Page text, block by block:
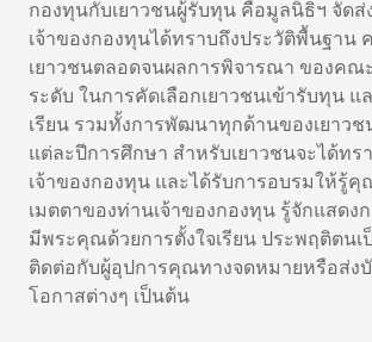
กองทุนกับเยาวชนผู้รับทุน คือมูลนิธิฯ จัด
เจ้าของกองทุนได้ทราบถึงประวัติพื้นฐาน
เยาวชนตลอดจนผลการพิจารณา ของคณ
ระดับ ในการคัดเลือกเยาวชนเข้ารับทุน แ
เรียน รวมทั้งการพัฒนาทุกด้านของเยาว
แต่ละปีการศึกษา สำหรับเยาวชนจะได้ท
เจ้าของกองทุน และได้รับการอบรมให้รู้
เมตตาของท่านเจ้าของกองทุน รู้จักแสดง
มีพระคุณด้วยการตั้งใจเรียน ประพฤติตนเ
ติดต่อกับผู้อุปการคุณทางจดหมายหรือส่ง
โอกาสต่างๆ เป็นต้น